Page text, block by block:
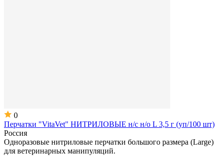
0
Перчатки "VitaVet" НИТРИЛОВЫЕ н/с н/о L 3,5 г (уп/100 шт)
Россия
Одноразовые нитриловые перчатки большого размера (Large)
для ветеринарных манипуляций.